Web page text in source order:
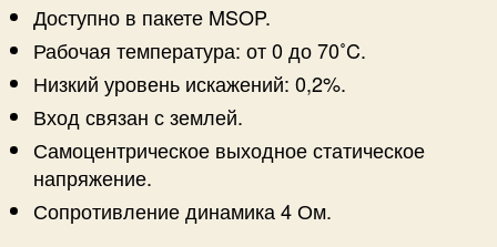
Доступно в пакете MSOP.
Рабочая температура: от 0 до 70˚C.
Низкий уровень искажений: 0,2%.
Вход связан с землей.
Самоцентрическое выходное статическое
напряжение.
Сопротивление динамика 4 Ом.